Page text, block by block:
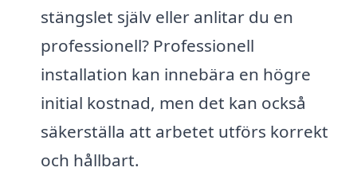
stängslet själv eller anlitar du en
professionell? Professionell
installation kan innebära en högre
initial kostnad, men det kan också
säkerställa att arbetet utförs korrekt
och hållbart.